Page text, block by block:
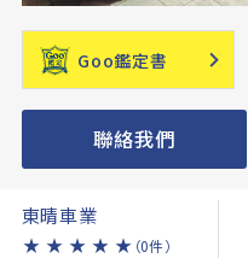
Goo鑑定書
聯絡我們
東晴車業
★ ★ ★ ★ ★ （0件）